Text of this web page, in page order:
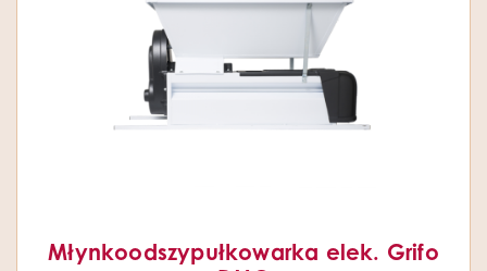
Młynkoodszypułkowarka elek. Grifo